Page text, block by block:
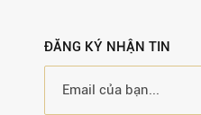
ĐĂNG KÝ NHẬN TIN